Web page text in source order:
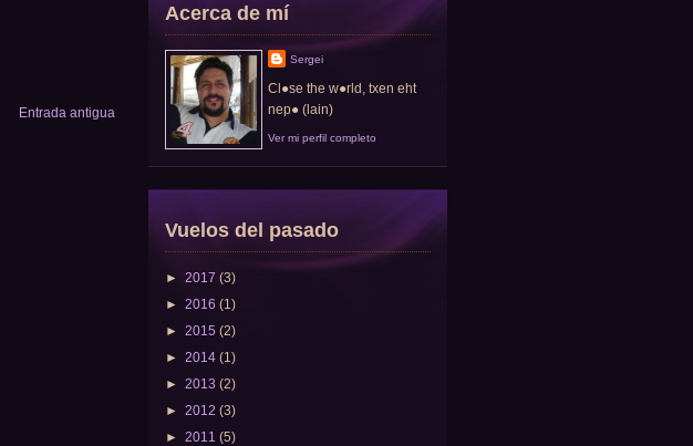
Entrada antigua
Acerca de mí
Sergei
Cl●se the w●rld, txen eht
nep● (lain)
Ver mi perfil completo
Vuelos del pasado
► 2017 (3)
► 2016 (1)
► 2015 (2)
► 2014 (1)
► 2013 (2)
► 2012 (3)
► 2011 (5)